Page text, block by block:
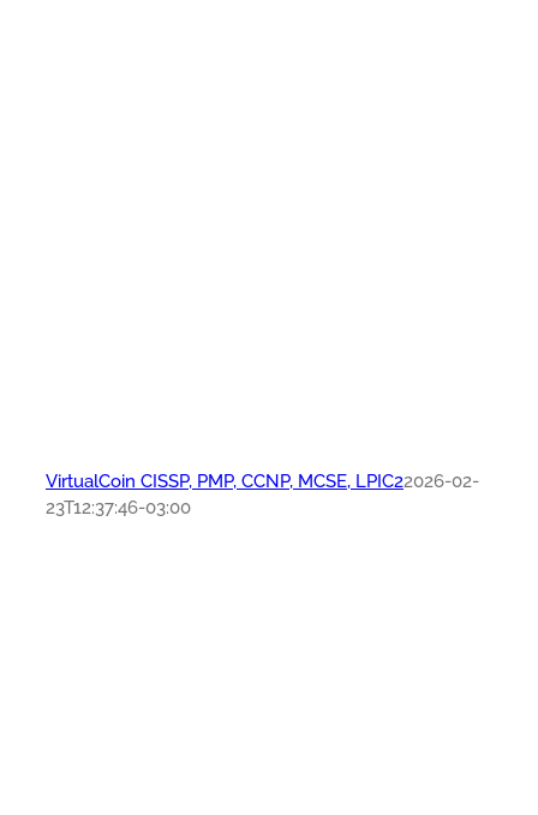
VirtualCoin CISSP, PMP, CCNP, MCSE, LPIC22026-02-
23T12:37:46-03:00